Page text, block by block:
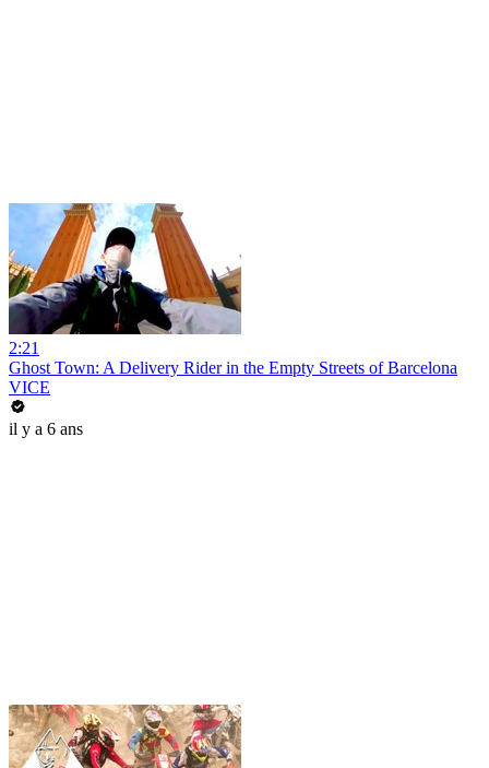
2:21
Ghost Town: A Delivery Rider in the Empty Streets of Barcelona
VICE
il y a 6 ans